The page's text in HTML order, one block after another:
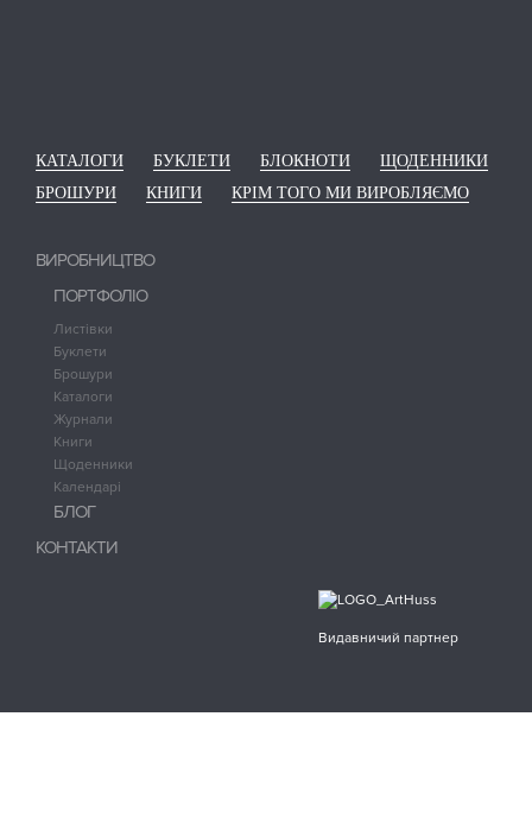
КАТАЛОГИ БУКЛЕТИ БЛОКНОТИ
ЩОДЕННИКИ
БРОШУРИ
КНИГИ КРІМ ТОГО МИ ВИРОБЛЯЄМО
ВИРОБНИЦТВО
ПОРТФОЛІО
Листівки
Буклети
Брошури
Каталоги
Журнали
Книги
Щоденники
Календарі
БЛОГ
КОНТАКТИ
Видавничий партнер